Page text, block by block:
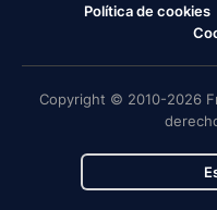
Política de cookies
Copyright © 2010-2026